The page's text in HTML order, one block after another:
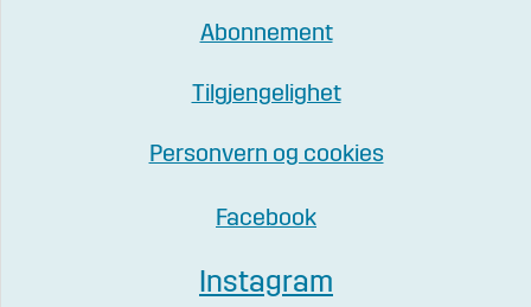
Abonnement
Tilgjengelighet
Personvern og cookies
Facebook
Instagram